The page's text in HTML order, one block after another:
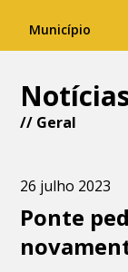
Município
// Geral
26 julho 2023
Ponte